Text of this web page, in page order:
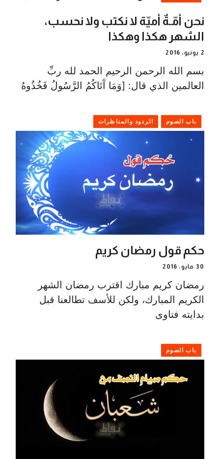
نحن أمّـةٌ أميّة لا نكتب ولا نحسب،
الشهر هكذا وهكذا
2 يونيو، 2016
بسم الله الرحمن الرحيم الحمد لله ربِّ
العالمين الذي قال: [وَمَا آَتَاكُمُ الرَّسُولُ فَخُذُوهُ
باب الصوم الردود والمناظرات
حكم قول رمضان كريم
30 مايو، 2016
رمضان كريم مبارك اقترب رمضان الشهر
الكريم المبارك، ولكن للأسف تطالعنا قبل
بدايته فتاوى
باب الصوم